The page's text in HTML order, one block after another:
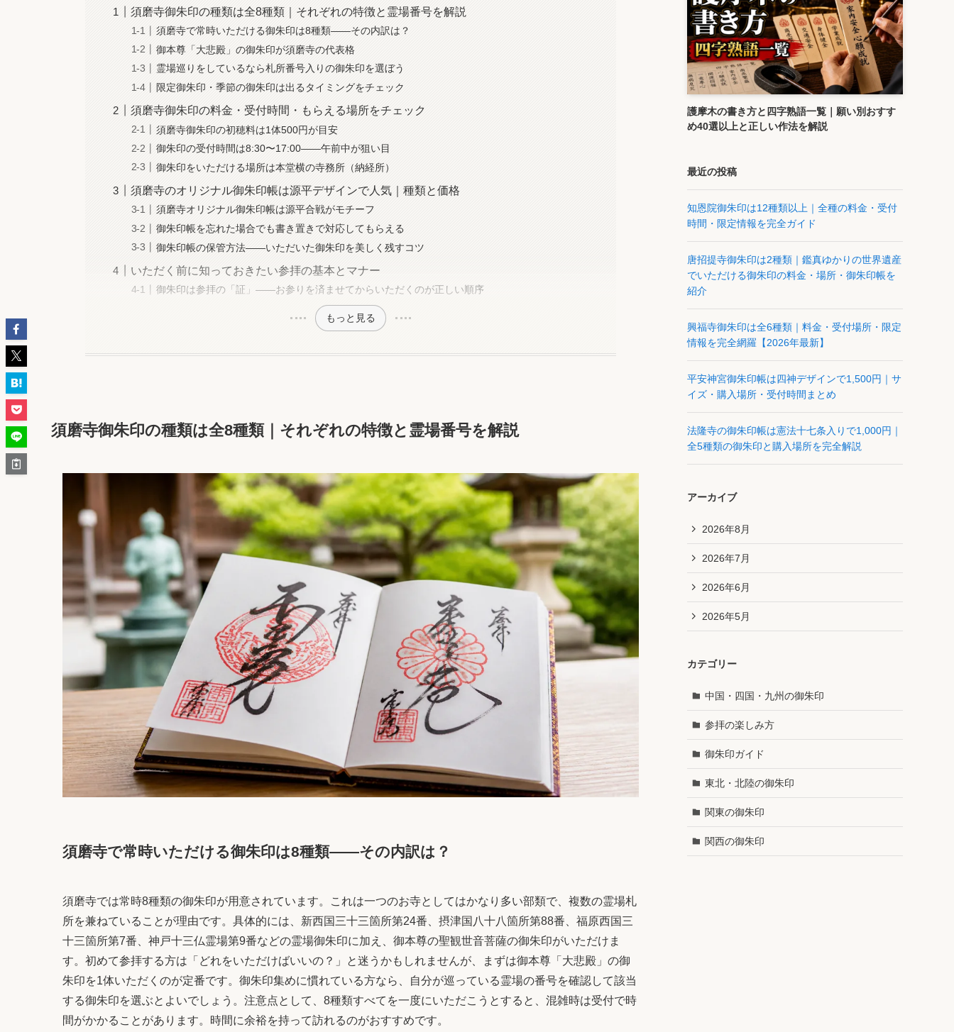
須磨寺御朱印の種類は全8種類｜それぞれの特徴と霊場番号を解説
須磨寺で常時いただける御朱印は8種類——その内訳は？
御本尊「大悲殿」の御朱印が須磨寺の代表格
霊場巡りをしているなら札所番号入りの御朱印を選ぼう
限定御朱印・季節の御朱印は出るタイミングをチェック
須磨寺御朱印の料金・受付時間・もらえる場所をチェック
須磨寺御朱印の初穂料は1体500円が目安
御朱印の受付時間は8:30〜17:00——午前中が狙い目
御朱印をいただける場所は本堂横の寺務所（納経所）
須磨寺のオリジナル御朱印帳は源平デザインで人気｜種類と価格
須磨寺オリジナル御朱印帳は源平合戦がモチーフ
御朱印帳を忘れた場合でも書き置きで対応してもらえる
御朱印帳の保管方法——いただいた御朱印を美しく残すコツ
いただく前に知っておきたい参拝の基本とマナー
御朱印は参拝の「証」——お参りを済ませてからいただくのが正しい順序
もっと見る
須磨寺御朱印の種類は全8種類｜それぞれの特徴と霊場番号を解説
須磨寺で常時いただける御朱印は8種類——その内訳は？
須磨寺では常時8種類の御朱印が用意されています。これは一つのお寺としてはかなり多い部類で、複数の霊場札
所を兼ねていることが理由です。具体的には、新西国三十三箇所第24番、摂津国八十八箇所第88番、福原西国三
十三箇所第7番、神戸十三仏霊場第9番などの霊場御朱印に加え、御本尊の聖観世音菩薩の御朱印がいただけま
す。初めて参拝する方は「どれをいただけばいいの？」と迷うかもしれませんが、まずは御本尊「大悲殿」の御
朱印を1体いただくのが定番です。御朱印集めに慣れている方なら、自分が巡っている霊場の番号を確認して該当
する御朱印を選ぶとよいでしょう。注意点として、8種類すべてを一度にいただこうとすると、混雑時は受付で時
間がかかることがあります。時間に余裕を持って訪れるのがおすすめです。
護摩木の書き方と四字熟語一覧｜願い別おすす
め40選以上と正しい作法を解説
最近の投稿
知恩院御朱印は12種類以上｜全種の料金・受付
時間・限定情報を完全ガイド
唐招提寺御朱印は2種類｜鑑真ゆかりの世界遺産
でいただける御朱印の料金・場所・御朱印帳を
紹介
興福寺御朱印は全6種類｜料金・受付場所・限定
情報を完全網羅【2026年最新】
平安神宮御朱印帳は四神デザインで1,500円｜サ
イズ・購入場所・受付時間まとめ
法隆寺の御朱印帳は憲法十七条入りで1,000円｜
全5種類の御朱印と購入場所を完全解説
アーカイブ
2026年8月
2026年7月
2026年6月
2026年5月
カテゴリー
中国・四国・九州の御朱印
参拝の楽しみ方
御朱印ガイド
東北・北陸の御朱印
関東の御朱印
関西の御朱印